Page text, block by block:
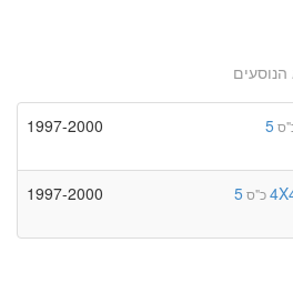
5
1997-2000
5
1997-2000